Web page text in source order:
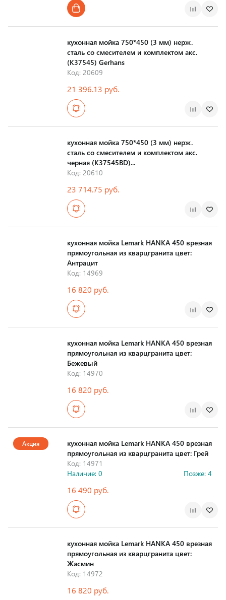
кухонная мойка 750*450 (3 мм) нерж.
сталь со смесителем и комплектом акс.
(K37545) Gerhans
Код: 20609
21 396.13 руб.
кухонная мойка 750*450 (3 мм) нерж.
сталь со смесителем и комплектом акс.
черная (K37545BD)...
Код: 20610
23 714.75 руб.
кухонная мойка Lemark HANKA 450 врезная
прямоугольная из кварцгранита цвет:
Антрацит
Код: 14969
16 820 руб.
кухонная мойка Lemark HANKA 450 врезная
прямоугольная из кварцгранита цвет:
Бежевый
Код: 14970
16 820 руб.
кухонная мойка Lemark HANKA 450 врезная
прямоугольная из кварцгранита цвет: Грей
Код: 14971
Наличие: 0
Позже: 4
16 490 руб.
Акция
кухонная мойка Lemark HANKA 450 врезная
прямоугольная из кварцгранита цвет:
Жасмин
Код: 14972
16 820 руб.